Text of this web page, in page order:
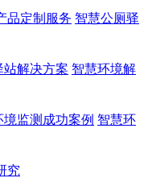
品定制服务 智慧公厕驿
站解决方案 智慧环境解
境监测成功案例 智慧环
究